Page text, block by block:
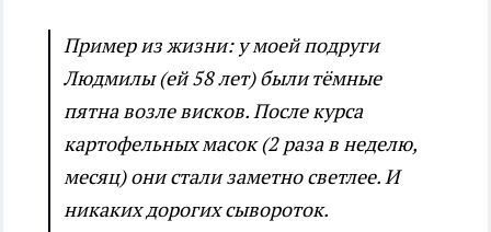
Пример из жизни: у моей подруги
Людмилы (ей 58 лет) были тёмные
пятна возле висков. После курса
картофельных масок (2 раза в неделю,
месяц) они стали заметно светлее. И
никаких дорогих сывороток.